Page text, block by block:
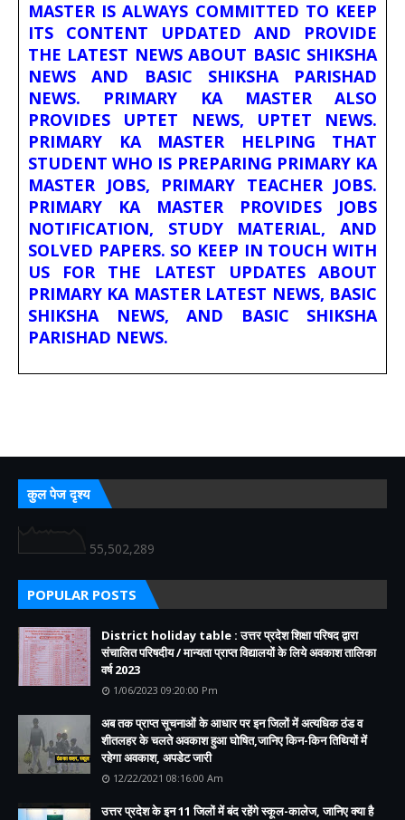
MASTER IS ALWAYS COMMITTED TO KEEP
ITS CONTENT UPDATED AND PROVIDE
THE LATEST NEWS ABOUT BASIC SHIKSHA
NEWS AND BASIC SHIKSHA PARISHAD
NEWS. PRIMARY KA MASTER ALSO
PROVIDES UPTET NEWS, UPTET NEWS.
PRIMARY KA MASTER HELPING THAT
STUDENT WHO IS PREPARING PRIMARY KA
MASTER JOBS, PRIMARY TEACHER JOBS.
PRIMARY KA MASTER PROVIDES JOBS
NOTIFICATION, STUDY MATERIAL, AND
SOLVED PAPERS. SO KEEP IN TOUCH WITH
US FOR THE LATEST UPDATES ABOUT
PRIMARY KA MASTER LATEST NEWS, BASIC
SHIKSHA NEWS, AND BASIC SHIKSHA
PARISHAD NEWS.
कुल पेज दृश्य
55,502,289
POPULAR POSTS
District holiday table : उत्तर प्रदेश शिक्षा परिषद द्वारा
संचालित परिषदीय / मान्यता प्राप्त विद्यालयों के लिये अवकाश तालिका
वर्ष 2023
1/06/2023 09:20:00 Pm
अब तक प्राप्त सूचनाओं के आधार पर इन जिलों में अत्यधिक ठंड व
शीतलहर के चलते अवकाश हुआ घोषित,जानिए किन-किन तिथियों में
रहेगा अवकाश, अपडेट जारी
12/22/2021 08:16:00 Am
उत्तर प्रदेश के इन 11 जिलों में बंद रहेंगे स्कूल-कालेज, जानिए क्या है